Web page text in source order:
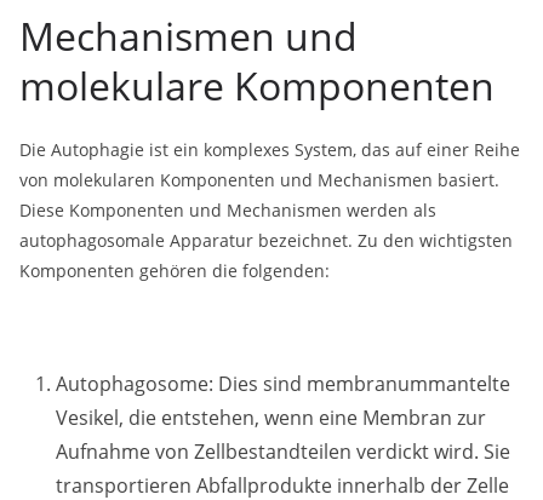
Mechanismen und
molekulare Komponenten
Die Autophagie ist ein komplexes System, das auf einer Reihe
von molekularen Komponenten und Mechanismen basiert.
Diese Komponenten und Mechanismen werden als
autophagosomale Apparatur bezeichnet. Zu den wichtigsten
Komponenten gehören die folgenden:
Autophagosome: Dies sind membranummantelte
Vesikel, die entstehen, wenn eine Membran zur
Aufnahme von Zellbestandteilen verdickt wird. Sie
transportieren Abfallprodukte innerhalb der Zelle